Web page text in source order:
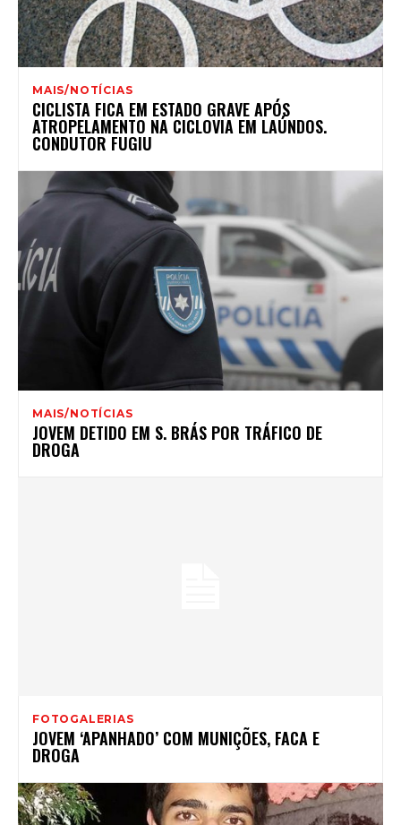
MAIS/NOTÍCIAS
CICLISTA FICA EM ESTADO GRAVE APÓS
ATROPELAMENTO NA CICLOVIA EM LAÚNDOS.
CONDUTOR FUGIU
MAIS/NOTÍCIAS
JOVEM DETIDO EM S. BRÁS POR TRÁFICO DE
DROGA
FOTOGALERIAS
JOVEM ‘APANHADO’ COM MUNIÇÕES, FACA E
DROGA